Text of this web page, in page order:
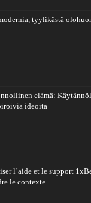
tyylikästä
elämä:
ideoita
l’aide et le support
le contexte